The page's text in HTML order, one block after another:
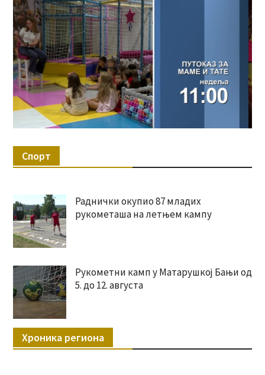
Спорт
Раднички окупио 87 младих
рукометаша на летњем кампу
Рукометни камп у Матарушкој Бањи од
5. до 12. августа
Хроника региона